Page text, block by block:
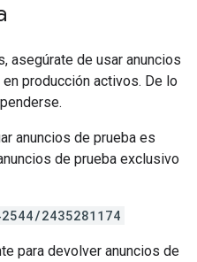
asegúrate de usar anuncios
producción activos. De lo
anuncios de prueba es
de prueba exclusivo
2435281174
para devolver anuncios de